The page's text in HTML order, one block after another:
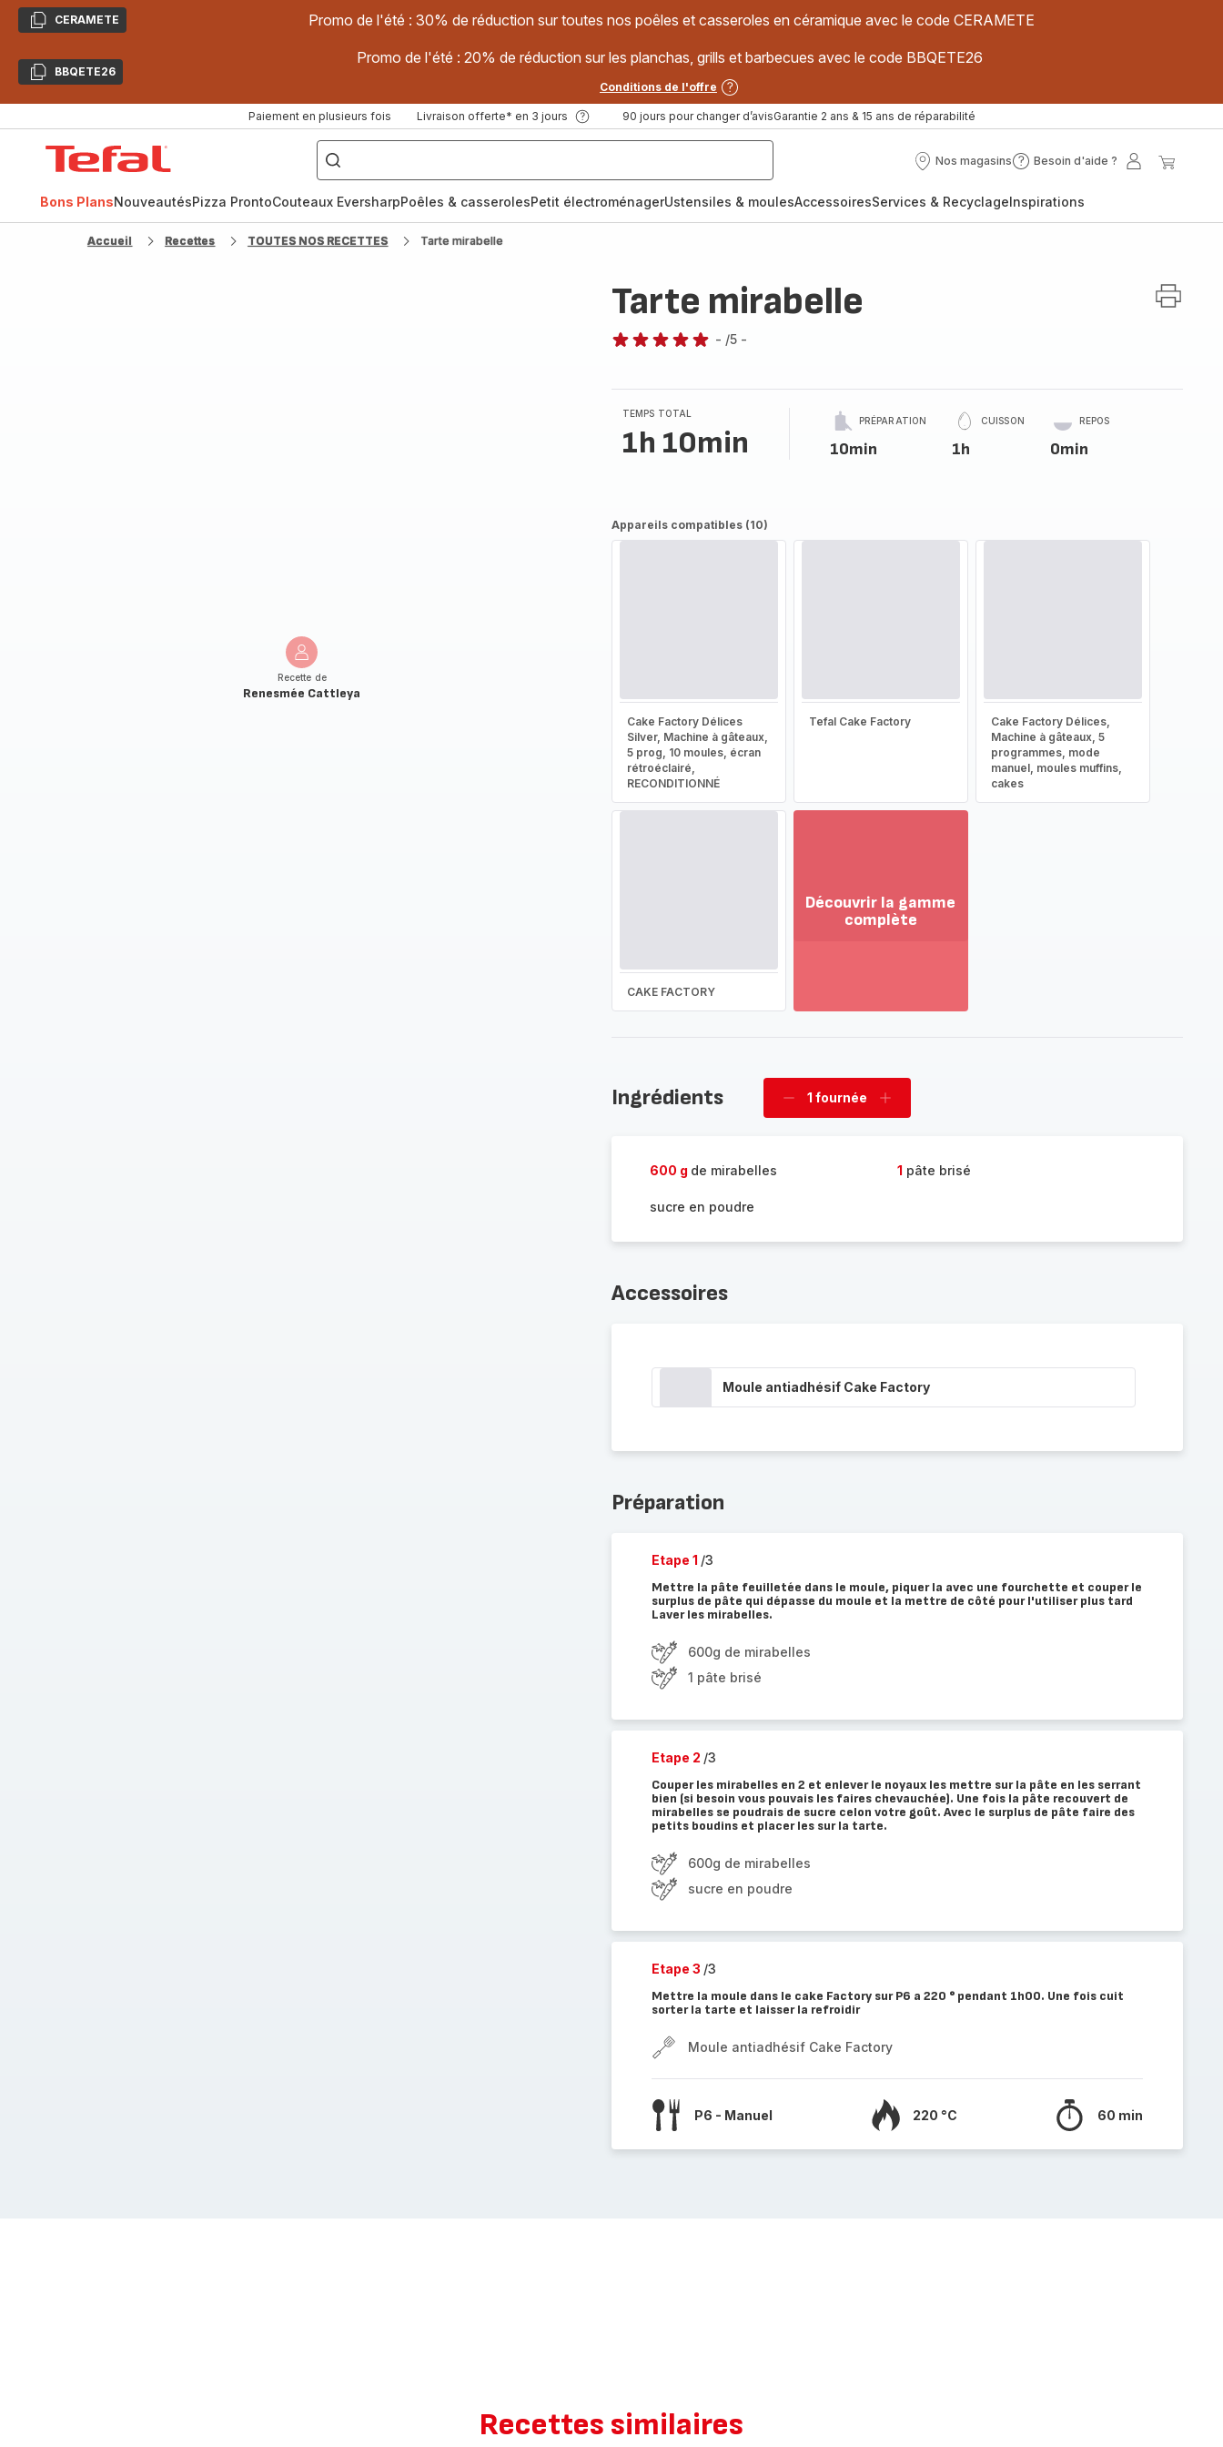
CopierCERAMETE Promo de l'été : 30% de réduction sur toutes nos poêles et casseroles en céramique avec le code CERAMETE
CopierBBQETE26
Promo de l'été : 20% de réduction sur les planchas, grills et barbecues avec le code BBQETE26
Conditions de l'offre
Paiement en plusieurs fois Livraison offerte* en 3 jours 90 jours pour changer d’avisGarantie 2 ans & 15 ans de réparabilité
["Poêles
inox,
Cake
Factory,
Nos magasins
Nos
Besoin d'aide ?
Besoin
?
Mon
Bons PlansNouveautésPizza ProntoCouteaux EversharpPoêles & casserolesPetit électroménagerUstensiles & moulesAccessoiresServices & RecyclageInspirations
Accueil Recettes TOUTES NOS RECETTES Tarte mirabelle
Recette de
Renesmée Cattleya
Tarte mirabelle
étoiles
(moyenne)
- /5 -
TEMPS TOTAL
1h 10min
PRÉPARATION
10min
CUISSON
1h
REPOS
0min
Appareils compatibles (10)
Cake Factory Délices
Silver, Machine à gâteaux,
5 prog, 10 moules, écran
rétroéclairé,
RECONDITIONNÉ
Tefal Cake Factory
Cake Factory Délices,
Machine à gâteaux, 5
programmes, mode
manuel, moules muffins,
cakes
CAKE FACTORY
Découvrir la gamme
complète
la
Ingrédients
Supprimer
1 fournée
Ajouter
600 g de mirabelles 1 pâte brisé
sucre en poudre
Accessoires
Moule antiadhésif Cake Factory
Préparation
Etape 1 /3
Mettre la pâte feuilletée dans le moule, piquer la avec une fourchette et couper le
surplus de pâte qui dépasse du moule et la mettre de côté pour l'utiliser plus tard
Laver les mirabelles.
600g de mirabelles
1 pâte brisé
Etape 2 /3
Couper les mirabelles en 2 et enlever le noyaux les mettre sur la pâte en les serrant
bien (si besoin vous pouvais les faires chevauchée). Une fois la pâte recouvert de
mirabelles se poudrais de sucre celon votre goût. Avec le surplus de pâte faire des
petits boudins et placer les sur la tarte.
600g de mirabelles
sucre en poudre
Etape 3 /3
Mettre la moule dans le cake Factory sur P6 a 220 ° pendant 1h00. Une fois cuit
sorter la tarte et laisser la refroidir
Moule antiadhésif Cake Factory
P6 - Manuel 220 °C 60 min
Recettes similaires